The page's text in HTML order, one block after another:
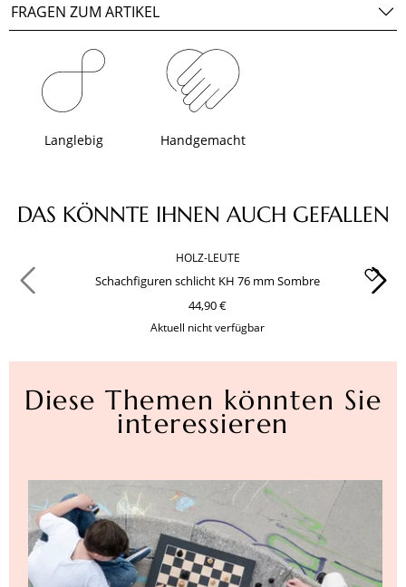
FRAGEN ZUM ARTIKEL
Langlebig Handgemacht
Produktgalerie überspringen
DAS KÖNNTE IHNEN AUCH GEFALLEN
HOLZ-LEUTE
Schachfiguren schlicht KH 76 mm Sombre
44,90 €
Aktuell nicht verfügbar
Diese Themen könnten Sie
interessieren